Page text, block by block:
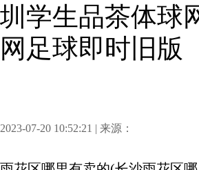
圳学生品茶体球
网足球即时旧版
2023-07-20 10:52:21 | 来源：